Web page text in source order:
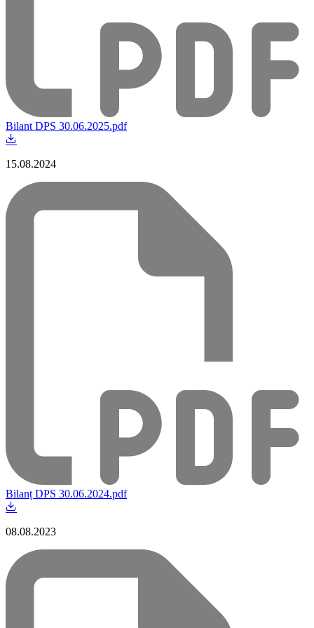
Bilant DPS 30.06.2025.pdf
15.08.2024
Bilanț DPS 30.06.2024.pdf
08.08.2023